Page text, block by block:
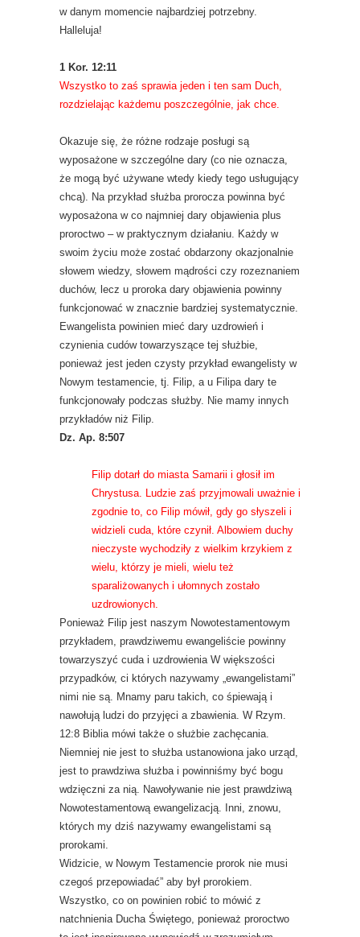
w danym momencie najbardziej potrzebny.
Halleluja!
1 Kor. 12:11
Wszystko to zaś sprawia jeden i ten sam Duch,
rozdzielając każdemu poszczególnie, jak chce.
Okazuje się, że różne rodzaje posługi są
wyposażone w szczególne dary (co nie oznacza,
że mogą być używane wtedy kiedy tego usługujący
chcą). Na przykład służba prorocza powinna być
wyposażona w co najmniej dary objawienia plus
proroctwo – w praktycznym działaniu. Każdy w
swoim życiu może zostać obdarzony okazjonalnie
słowem wiedzy, słowem mądrości czy rozeznaniem
duchów, lecz u proroka dary objawienia powinny
funkcjonować w znacznie bardziej systematycznie.
Ewangelista powinien mieć dary uzdrowień i
czynienia cudów towarzyszące tej służbie,
ponieważ jest jeden czysty przykład ewangelisty w
Nowym testamencie, tj. Filip, a u Filipa dary te
funkcjonowały podczas służby. Nie mamy innych
przykładów niż Filip.
Dz. Ap. 8:507
Filip dotarł do miasta Samarii i głosił im
Chrystusa. Ludzie zaś przyjmowali uważnie i
zgodnie to, co Filip mówił, gdy go słyszeli i
widzieli cuda, które czynił. Albowiem duchy
nieczyste wychodziły z wielkim krzykiem z
wielu, którzy je mieli, wielu też
sparaliżowanych i ułomnych zostało
uzdrowionych.
Ponieważ Filip jest naszym Nowotestamentowym
przykładem, prawdziwemu ewangeliście powinny
towarzyszyć cuda i uzdrowienia W większości
przypadków, ci których nazywamy „ewangelistami”
nimi nie są. Mnamy paru takich, co śpiewają i
nawołują ludzi do przyjęci a zbawienia. W Rzym.
12:8 Biblia mówi także o służbie zachęcania.
Niemniej nie jest to służba ustanowiona jako urząd,
jest to prawdziwa służba i powinniśmy być bogu
wdzięczni za nią. Nawoływanie nie jest prawdziwą
Nowotestamentową ewangelizacją. Inni, znowu,
których my dziś nazywamy ewangelistami są
prorokami.
Widzicie, w Nowym Testamencie prorok nie musi
czegoś przepowiadać” aby był prorokiem.
Wszystko, co on powinien robić to mówić z
natchnienia Ducha Świętego, ponieważ proroctwo